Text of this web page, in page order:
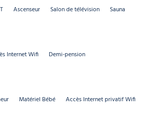
Ascenseur Salon de télévision Sauna
Internet Wifi Demi-pension
Matériel Bébé Accès Internet privatif Wifi